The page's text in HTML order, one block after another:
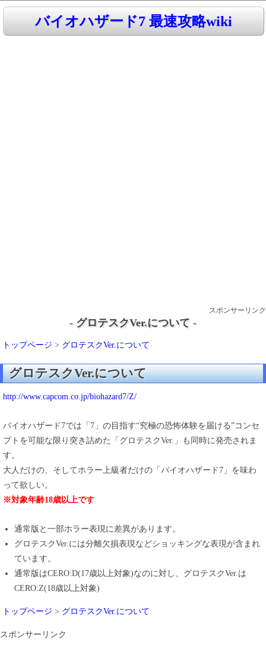
バイオハザード7 最速攻略wiki
スポンサーリンク
- グロテスクVer.について -
トップページ > グロテスクVer.について
グロテスクVer.について
http://www.capcom.co.jp/biohazard7/Z/
バイオハザード7では「7」の目指す“究極の恐怖体験を届ける”コンセ
プトを可能な限り突き詰めた「グロテスクVer.」も同時に発売されま
す。
大人だけの、そしてホラー上級者だけの「バイオハザード7」を味わ
って欲しい。
※対象年齢18歳以上です
通常版と一部ホラー表現に差異があります。
グロテスクVer.には分離欠損表現などショッキングな表現が含まれ
ています。
通常版はCERO:D(17歳以上対象)なのに対し、グロテスクVer.は
CERO:Z(18歳以上対象)
トップページ > グロテスクVer.について
スポンサーリンク